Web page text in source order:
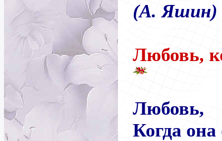
(А. Яшин)
Любовь,
Любовь,
Когда